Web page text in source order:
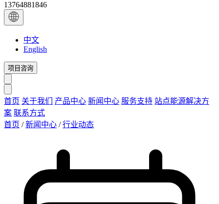
13764881846
中文
English
项目咨询
首页 关于我们 产品中心 新闻中心 服务支持 站点能源解决方
案 联系方式
首页 / 新闻中心 / 行业动态